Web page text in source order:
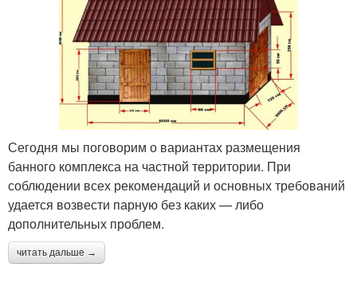
Сегодня мы поговорим о вариантах размещения
банного комплекса на частной территории. При
соблюдении всех рекомендаций и основных требований
удается возвести парную без каких — либо
дополнительных проблем.
читать дальше →